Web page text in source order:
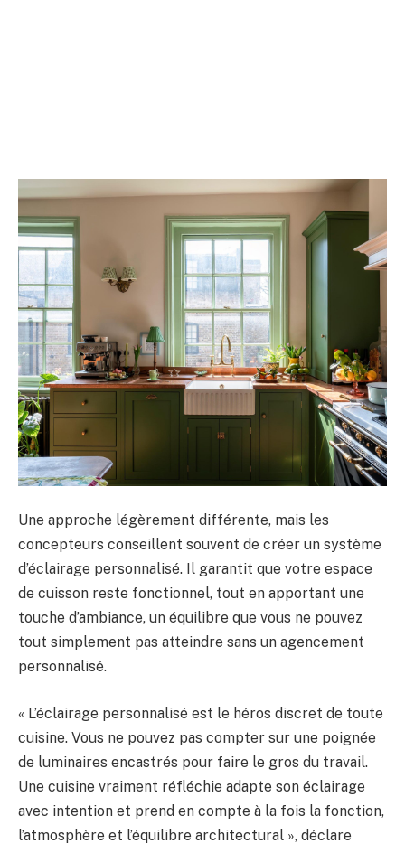
Une approche légèrement différente, mais les
concepteurs conseillent souvent de créer un système
d’éclairage personnalisé. Il garantit que votre espace
de cuisson reste fonctionnel, tout en apportant une
touche d’ambiance, un équilibre que vous ne pouvez
tout simplement pas atteindre sans un agencement
personnalisé.
« L’éclairage personnalisé est le héros discret de toute
cuisine. Vous ne pouvez pas compter sur une poignée
de luminaires encastrés pour faire le gros du travail.
Une cuisine vraiment réfléchie adapte son éclairage
avec intention et prend en compte à la fois la fonction,
l’atmosphère et l’équilibre architectural », déclare